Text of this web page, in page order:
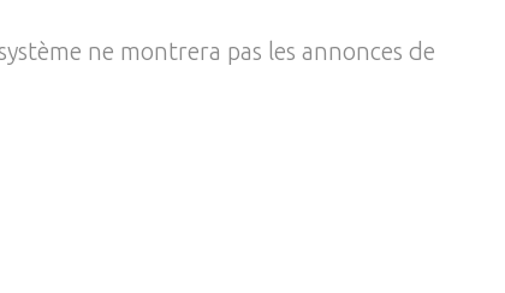
ne montrera pas les annonces de